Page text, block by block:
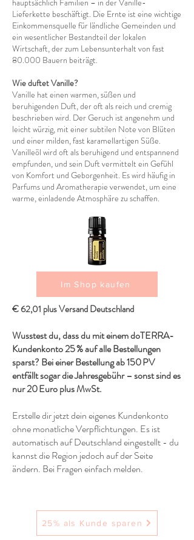
hauptsächlich Familien – in der Vanille-
Lieferkette beschäftigt. Die Ernte ist eine wichtige
Einkommensquelle für ländliche Gemeinden und
ein wesentlicher Bestandteil der lokalen
Wirtschaft, der zum Lebensunterhalt von fast
80.000 Bauern beiträgt.
Wie duftet Vanille?
Vanille hat einen warmen, süßen und
beruhigenden Duft, der oft als reich und cremig
beschrieben wird. Der Geruch ist angenehm und
leicht würzig, mit einer subtilen Note von Blüten
und einer milden, fast karamellartigen Süße.
Vanilleöl wird oft als beruhigend und entspannend
empfunden, und sein Duft vermittelt ein Gefühl
von Komfort und Geborgenheit. Es wird häufig in
Parfums und Aromatherapie verwendet, um eine
warme, einladende Atmosphäre zu schaffen.
Im Shop kaufen
€ 62,01 plus Versand Deutschland
Wusstest du, dass du mit einem doTERRA-
Kundenkonto 25 % auf alle Bestellungen
sparst? Bei einer Bestellung ab 150 PV
entfällt sogar die Jahresgebühr – sonst sind es
nur 20 Euro plus MwSt.
Erstelle dir jetzt dein eigenes Kundenkonto
ohne monatliche Verpflichtungen. Es ist
automatisch auf Deutschland eingestellt - du
kannst die Region jedoch auf der Seite
ändern. Bei Fragen einfach melden.
25% als Kunde sparen